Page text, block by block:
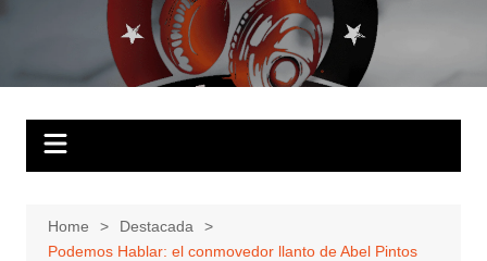
Solo Hits
Home
Destacada
Podemos Hablar: el conmovedor llanto de Abel Pintos